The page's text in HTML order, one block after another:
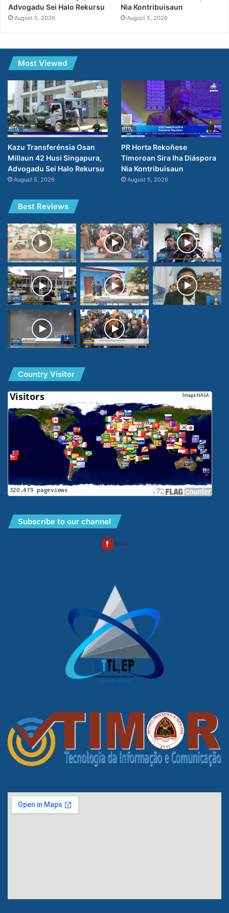
Advogadu Sei Halo Rekursu
August 5, 2026
Nia Kontribuisaun
August 5, 2026
Most Viewed
Kazu Transferénsia Osan
Millaun 42 Husi Singapura,
Advogadu Sei Halo Rekursu
August 5, 2026
PR Horta Rekoñese
Timoroan Sira Iha Diáspora
Nia Kontribuisaun
August 5, 2026
Best Reviews
Country Visitor
Subscribe to our channel